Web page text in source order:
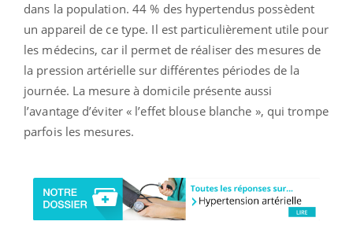
dans la population. 44 % des hypertendus possèdent
un appareil de ce type. Il est particulièrement utile pour
les médecins, car il permet de réaliser des mesures de
la pression artérielle sur différentes périodes de la
journée. La mesure à domicile présente aussi
l’avantage d’éviter « l’effet blouse blanche », qui trompe
parfois les mesures.